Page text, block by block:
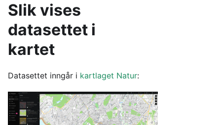
Slik vises
datasettet i
kartet
Datasettet inngår i kartlaget Natur: